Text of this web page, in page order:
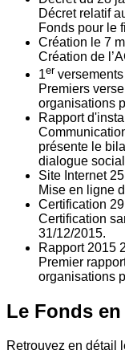
Décret relatif
Fonds pour le
Création le 7
Création de
1er versements
Premiers
organisations
Rapport
présente le
dialogue
Site Internet 25
Mise en ligne
Certification 29
Certification
31/12/2015.
Rapport 2015
Premier
organisations
Le Fonds
Retrouvez en détail